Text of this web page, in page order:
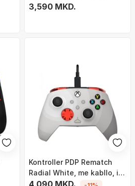
3,590 MKD.
Kontroller PDP Rematch
Radial White, me kabllo, i
bardhë / i kuq
4,090 MKD.